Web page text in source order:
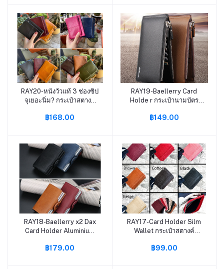
หยิบใส่ตะกร้า
RAY20-หนังวัวแท้ 3 ช่องซิป
จุเยอะนิ่ม? กระเป๋าสตางค์
กระเป๋าตังต์ S9-59
฿168.00
หยิบใส่ตะกร้า
RAY19-Baellerry Card
Holde r กระเป๋านามบัตร
฿149.00
หยิบใส่ตะกร้า
RAY18-Baellerry x2 Dax
Card Holder Aluminium
฿179.00
หยิบใส่ตะกร้า
RAY17-Card Holder Silm
Wallet กระเป๋าสตางค์
กระเป๋าเงิน กระเป๋า บางเฉียบ
฿99.00